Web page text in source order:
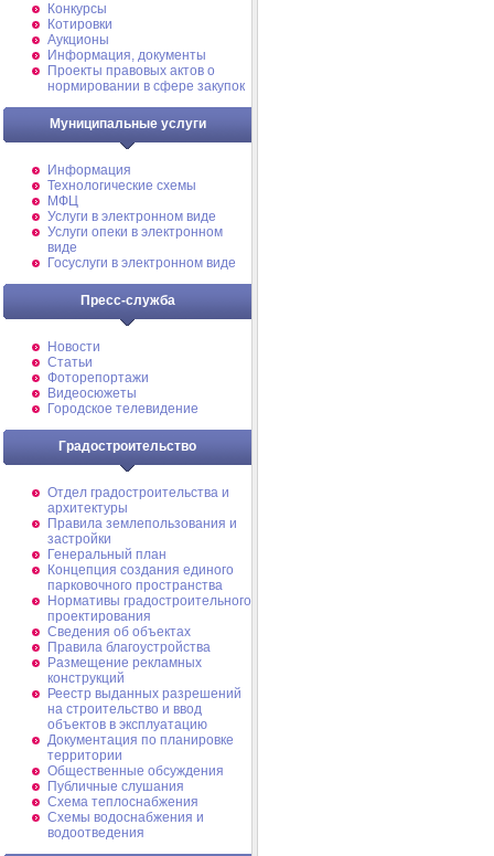
Конкурсы
Котировки
Аукционы
Информация, документы
Проекты правовых актов о
нормировании в сфере закупок
Муниципальные услуги
Информация
Технологические схемы
МФЦ
Услуги в электронном виде
Услуги опеки в электронном
виде
Госуслуги в электронном виде
Пресс-служба
Новости
Статьи
Фоторепортажи
Видеосюжеты
Городское телевидение
Градостроительство
Отдел градостроительства и
архитектуры
Правила землепользования и
застройки
Генеральный план
Концепция создания единого
парковочного пространства
Нормативы градостроительного
проектирования
Сведения об объектах
Правила благоустройства
Размещение рекламных
конструкций
Реестр выданных разрешений
на строительство и ввод
объектов в эксплуатацию
Документация по планировке
территории
Общественные обсуждения
Публичные слушания
Схема теплоснабжения
Схемы водоснабжения и
водоотведения